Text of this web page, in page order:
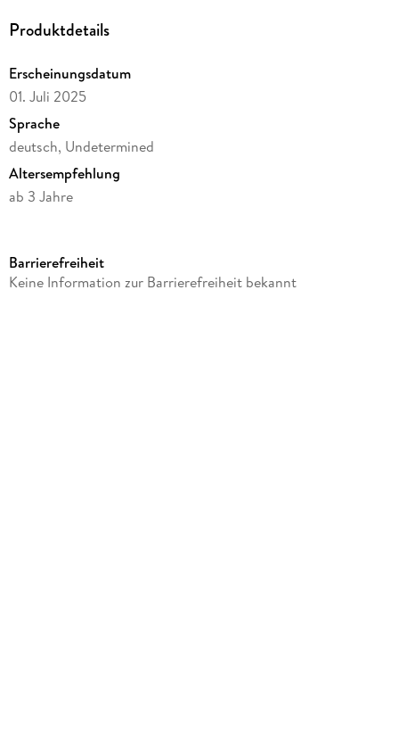
Produktdetails
Erscheinungsdatum
01. Juli 2025
Sprache
deutsch, Undetermined
Altersempfehlung
ab 3 Jahre
Herausgegeben von
Barrierefreiheit
Keine Information zur Barrierefreiheit bekannt